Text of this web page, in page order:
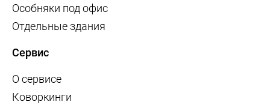
Особняки под офис
Отдельные здания
Сервис
О сервисе
Коворкинги